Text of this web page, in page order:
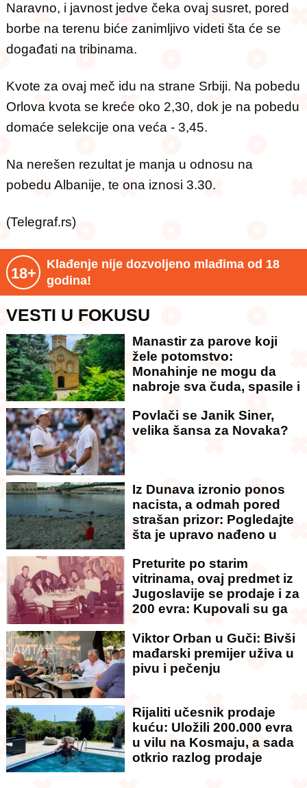
Naravno, i javnost jedve čeka ovaj susret, pored
borbe na terenu biće zanimljivo videti šta će se
događati na tribinama.
Kvote za ovaj meč idu na strane Srbiji. Na pobedu
Orlova kvota se kreće oko 2,30, dok je na pobedu
domaće selekcije ona veća - 3,45.
Na nerešen rezultat je manja u odnosu na
pobedu Albanije, te ona iznosi 3.30.
(Telegraf.rs)
18+
Klađenje nije dozvoljeno mlađima od 18
godina!
VESTI U FOKUSU
Manastir za parove koji
žele potomstvo:
Monahinje ne mogu da
nabroje sva čuda, spasile i
Povlači se Janik Siner,
velika šansa za Novaka?
Iz Dunava izronio ponos
nacista, a odmah pored
strašan prizor: Pogledajte
šta je upravo nađeno u
Preturite po starim
vitrinama, ovaj predmet iz
Jugoslavije se prodaje i za
200 evra: Kupovali su ga
Viktor Orban u Guči: Bivši
mađarski premijer uživa u
pivu i pečenju
Rijaliti učesnik prodaje
kuću: Uložili 200.000 evra
u vilu na Kosmaju, a sada
otkrio razlog prodaje